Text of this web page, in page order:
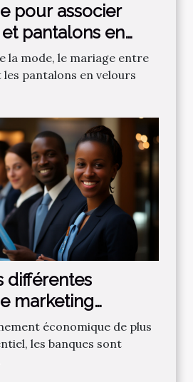
pour associer
pantalons en
la mode, le mariage entre
les pantalons en velours
différentes
marketing
attirer de
économique de plus
les banques sont